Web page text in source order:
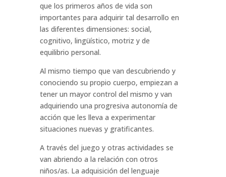
que los primeros años de vida son
importantes para adquirir tal desarrollo en
las diferentes dimensiones: social,
cognitivo, lingüístico, motriz y de
equilibrio personal.
Al mismo tiempo que van descubriendo y
conociendo su propio cuerpo, empiezan a
tener un mayor control del mismo y van
adquiriendo una progresiva autonomía de
acción que les lleva a experimentar
situaciones nuevas y gratificantes.
A través del juego y otras actividades se
van abriendo a la relación con otros
niños/as. La adquisición del lenguaje